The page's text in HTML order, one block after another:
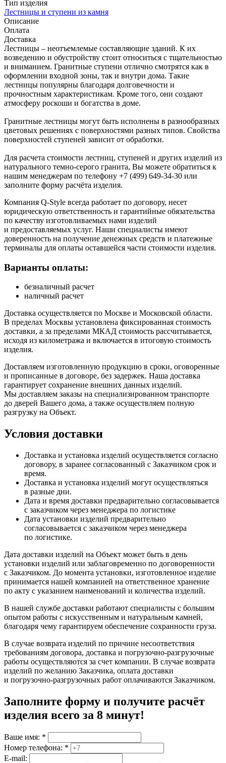
Тип изделия
Лестницы и ступени из камня
Описание
Оплата
Доставка
Лестницы – неотъемлемые составляющие зданий. К их
возведению и обустройству стоит относиться с тщательностью
и вниманием. Гранитные ступени отлично смотрятся как в
оформлении входной зоны, так и внутри дома. Такие
лестницы популярны благодаря долговечности и
прочностным характеристикам. Кроме того, они создают
атмосферу роскоши и богатства в доме.
Гранитные лестницы могут быть исполнены в разнообразных
цветовых решениях с поверхностями разных типов. Свойства
поверхностей ступеней зависит от обработки.
Для расчета стоимости лестниц, ступеней и других изделий из
натурального темно-серого гранита, Вы можете обратиться к
нашим менеджерам по телефону +7 (499) 649-34-30 или
заполните форму расчёта изделия.
Компания Q-Style всегда работает по договору, несет
юридическую ответственность и гарантийные обязательства
по качеству изготовливаемых нами изделий
и предоставляемых услуг. Наши специалисты имеют
доверенность на получение денежных средств и платежные
терминалы для оплаты оставшейся части стоимости изделия.
Варианты оплаты:
безналичный расчет
наличный расчет
Доставка осуществляется по Москве и Московской области.
В пределах Москвы установлена фиксированная стоимость
доставки, а за пределами МКАД стоимость рассчитывается,
исходя из километража и включается в итоговую стоимость
изделия.
Доставляем изготовленную продукцию в сроки, оговоренные
и прописанные в договоре, без задержек. Наша доставка
гарантирует сохранение внешних данных изделий.
Мы доставляем заказы на специализированном транспорте
до дверей Вашего дома, а также осуществляем полную
разгрузку на Объект.
Условия доставки
Доставка и установка изделий осуществляется согласно
договору, в заранее согласованный с Заказчиком срок и
время.
Доставка и установка изделий могут осуществляться
в разные дни.
Дата и время доставки предварительно согласовывается
с заказчиком через менеджера по логистике
Дата установки изделий предварительно
согласовывается с заказчиком через менеджера
по логистике.
Дата доставки изделий на Объект может быть в день
установки изделий или заблаговременно по договоренности
с Заказчиком. До момента установки, изготовленное изделие
принимается нашей компанией на ответственное хранение
по акту с указанием наименований и количества изделий.
В нашей службе доставки работают специалисты с большим
опытом работы с искусственным и натуральным камней,
благодаря чему гарантируем обеспечение сохранности груза.
В случае возврата изделий по причине несоответствия
требованиям договора, доставка и погрузочно-разгрузочные
работы осуществляются за счет компании. В случае возврата
изделий по желанию Заказчика, оплата доставки
и погрузочно-разгрузочных работ оплачиваются Заказчиком.
Заполните форму и получите расчёт
изделия всего за 8 минут!
Ваше имя: *
Номер телефона: *
E-mail: